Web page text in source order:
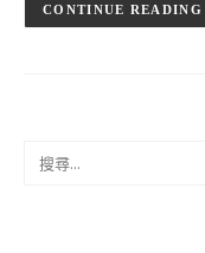
CONTINUE READING